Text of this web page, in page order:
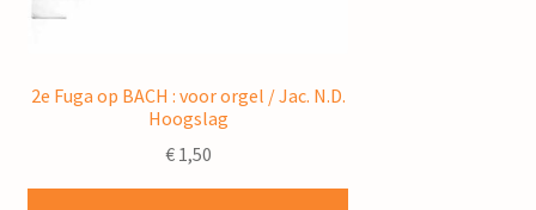
2e Fuga op BACH : voor orgel / Jac. N.D.
Hoogslag
€1,50